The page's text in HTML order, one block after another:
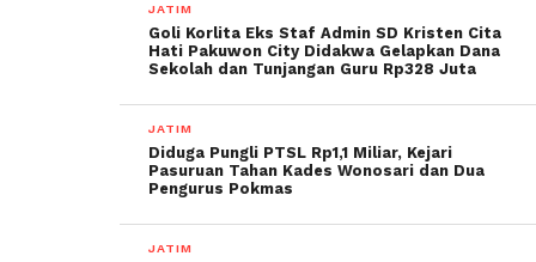
JATIM
Goli Korlita Eks Staf Admin SD Kristen Cita
Hati Pakuwon City Didakwa Gelapkan Dana
Sekolah dan Tunjangan Guru Rp328 Juta
JATIM
Diduga Pungli PTSL Rp1,1 Miliar, Kejari
Pasuruan Tahan Kades Wonosari dan Dua
Pengurus Pokmas
JATIM